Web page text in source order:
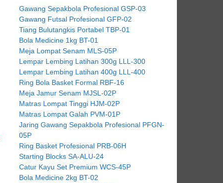
Gawang Sepakbola Profesional GSP-03
Gawang Futsal Profesional GFP-02
Tiang Bulutangkis Portabel TBP-01
Bola Medicine 1kg BT-01
Meja Lompat Senam MLS-05P
Lempar Lembing Latihan 300g LLL-300
Lempar Lembing Latihan 400g LLL-400
Ring Bola Basket Formal RBF-16
Meja Jamur Senam MJSL-02P
Matras Lompat Tinggi HJM-02P
Matras Lompat Galah PVM-01P
Jaring Gawang Sepakbola Profesional PFGN-
05P
Ring Basket Profesional PRB-06H
Starting Blocks SA-ALU-24
Catur Kayu Set Premium WCS-45P
Bola Medicine 2kg BT-02